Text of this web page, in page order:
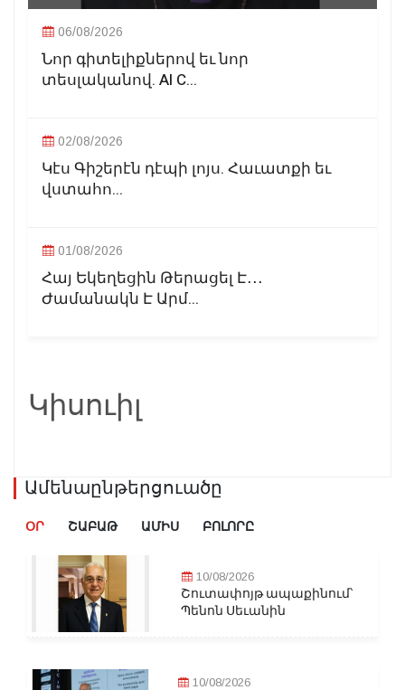
06/08/2026
Նոր գիտելիքներով եւ նոր
տեսլականով. AI C...
02/08/2026
Կէս Գիշերէն դէպի լոյս. Հաւատքի եւ
վստահո...
01/08/2026
Հայ Եկեղեցին Թերացել Է․․․
Ժամանակն Է Արմ...
Կիսուիլ
Ամենաընթերցուածը
ՕՐ ՇԱԲԱԹ ԱՄԻՍ ԲՈԼՈՐԸ
10/08/2026
Շուտափոյթ ապաքինում՝
Պենոն Սեւանին
10/08/2026